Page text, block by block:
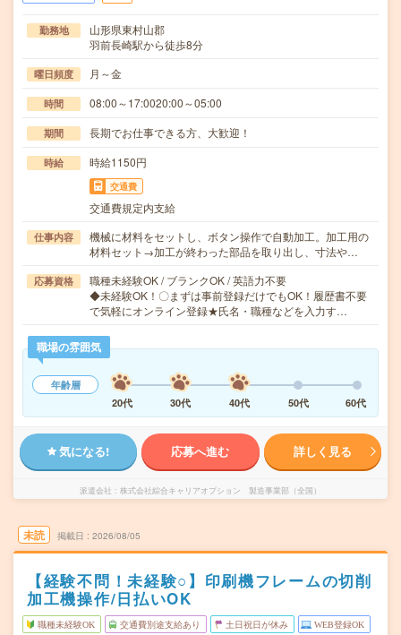
勤務地
山形県東村山郡
羽前長崎駅から徒歩8分
曜日頻度 月～金
時間 08:00～17:0020:00～05:00
期間 長期でお仕事できる方、大歓迎！
時給 時給1150円
交通費
交通費規定内支給
仕事内容
機械に材料をセットし、ボタン操作で自動加工。加工用の
材料セット→加工が終わった部品を取り出し、寸法や…
応募資格
職種未経験OK / ブランクOK / 英語力不要
◆未経験OK！〇まずは事前登録だけでもOK！履歴書不要
で気軽にオンライン登録★氏名・職種などを入力す…
職場の雰囲気
年齢層
20代
30代 40代 50代 60代
気になる! 応募へ進む 詳しく見る
派遣会社 株式会社綜合キャリアオプション 製造事業部（全国）
未読 掲載日 2026/08/05
【経験不問！未経験○】印刷機フレームの切削
加工機操作/日払いOK
職種未経験OK 交通費別途支給あり 土日祝日が休み WEB登録OK